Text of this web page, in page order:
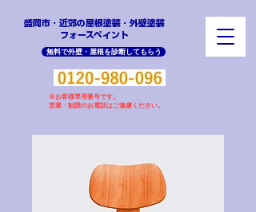
盛岡市・近郊の屋根塗装・外壁塗装
​フォースペイント
※お客様専用番号です。
営業・勧誘のお電話はご遠慮ください。
無料で外壁・屋根を診断してもらう